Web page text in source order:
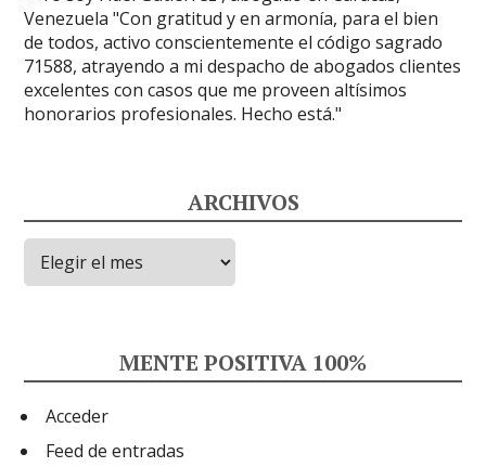
ARCHIVOS
Archivos
MENTE POSITIVA 100%
Acceder
Feed de entradas